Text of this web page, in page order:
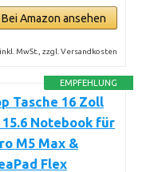
Bei Amazon ansehen
MwSt., zzgl. Versandkosten
EMPFEHLUNG
Tasche 16 Zoll
Notebook für
M5 Max &
Flex